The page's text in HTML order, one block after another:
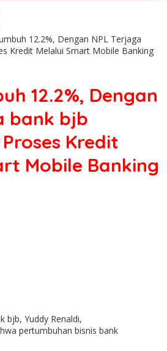
12.2%, Dengan NPL Terjaga
Kredit Melalui Smart Mobile Banking
12.2%, Dengan
bank bjb
Kredit
Mobile Banking
bjb, Yuddy Renaldi,
pertumbuhan bisnis bank